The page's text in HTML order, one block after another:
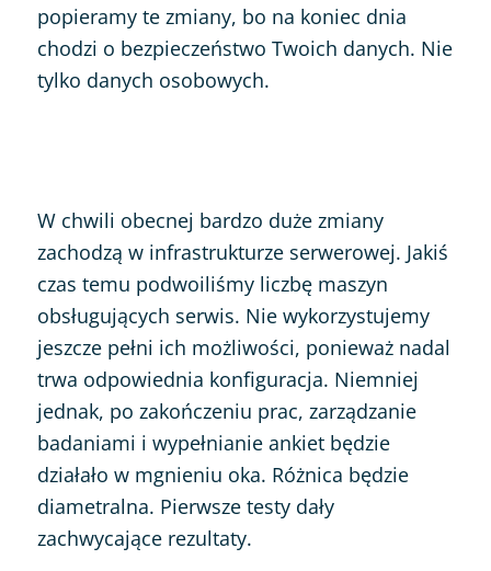
popieramy te zmiany, bo na koniec dnia
chodzi o bezpieczeństwo Twoich danych. Nie
tylko danych osobowych.
W chwili obecnej bardzo duże zmiany
zachodzą w infrastrukturze serwerowej. Jakiś
czas temu podwoiliśmy liczbę maszyn
obsługujących serwis. Nie wykorzystujemy
jeszcze pełni ich możliwości, ponieważ nadal
trwa odpowiednia konfiguracja. Niemniej
jednak, po zakończeniu prac, zarządzanie
badaniami i wypełnianie ankiet będzie
działało w mgnieniu oka. Różnica będzie
diametralna. Pierwsze testy dały
zachwycające rezultaty.